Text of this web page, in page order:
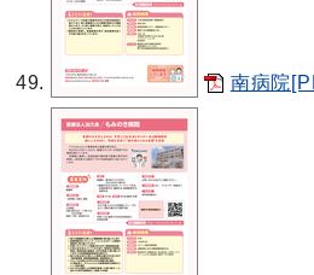
南病院